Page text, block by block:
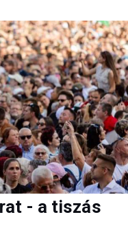
- a tiszás